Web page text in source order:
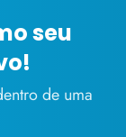
seu
de uma